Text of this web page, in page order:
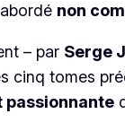
non
– par Serge
cinq tomes
passionnante